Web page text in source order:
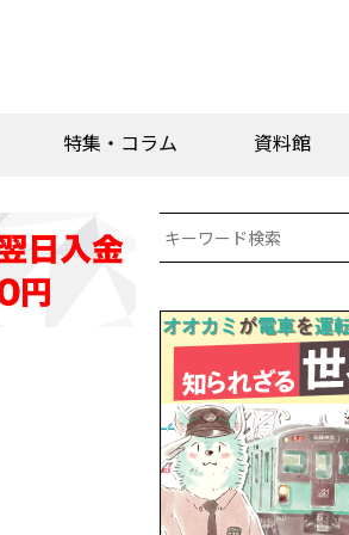
特集・コラム 資料館